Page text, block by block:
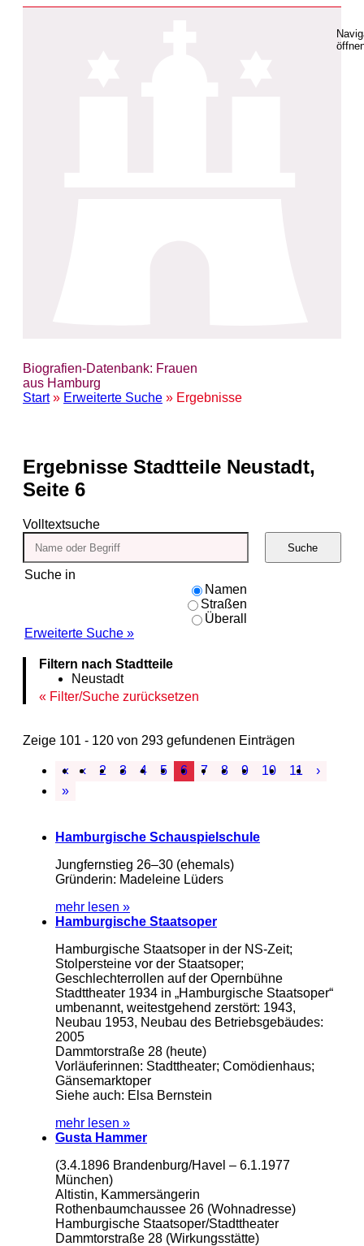
Biografien-Datenbank: Frauen
aus Hamburg
Start» Erweiterte Suche » Ergebnisse
Ergebnisse Stadtteile Neustadt,
Seite 6
Volltextsuche
Suche in
Namen
Straßen
Überall
Erweiterte Suche »
Suche
Filtern nach Stadtteile
Neustadt
Filter/Suche zurücksetzen
Zeige 101 - 120 von 293 gefundenen Einträgen
« ‹ 2 3 4 5 6 7 8 9 10 11
›
»
Hamburgische Schauspielschule
Jungfernstieg 26–30 (ehemals)
Gründerin: Madeleine Lüders
mehr lesen »
Hamburgische Staatsoper
Hamburgische Staatsoper in der NS-Zeit;
Stolpersteine vor der Staatsoper;
Geschlechterrollen auf der Opernbühne
Stadttheater 1934 in „Hamburgische Staatsoper“
umbenannt, weitestgehend zerstört: 1943,
Neubau 1953, Neubau des Betriebsgebäudes:
2005
Dammtorstraße 28 (heute)
Vorläuferinnen: Stadttheater; Comödienhaus;
Gänsemarktoper
Siehe auch: Elsa Bernstein
mehr lesen »
Gusta Hammer
(3.4.1896 Brandenburg/Havel – 6.1.1977
München)
Altistin, Kammersängerin
Rothenbaumchaussee 26 (Wohnadresse)
Hamburgische Staatsoper/Stadttheater
Dammtorstraße 28 (Wirkungsstätte)